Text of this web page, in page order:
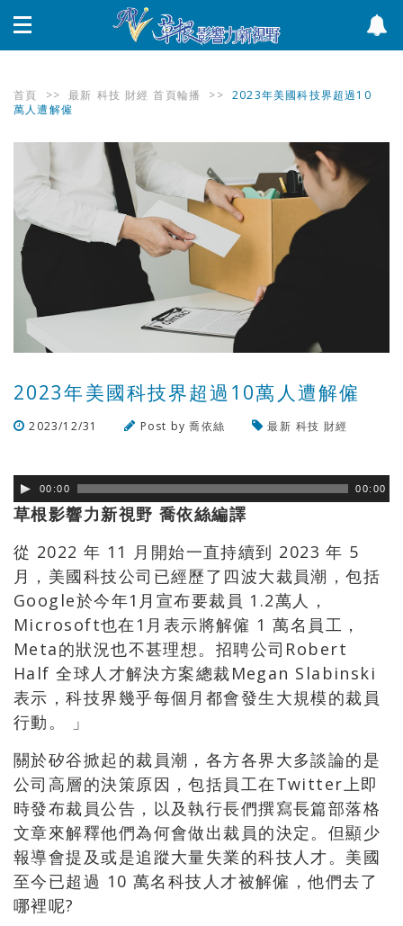
首頁 >> 最新 科技 財經 首頁輪播 >> 2023年美國科技界超過10
萬人遭解僱
2023年美國科技界超過10萬人遭解僱
2023/12/31 Post by喬依絲 最新 科技 財經
00:00 00:00
草根影響力新視野 喬依絲編譯
從 2022 年 11 月開始一直持續到 2023 年 5
月，美國科技公司已經歷了四波大裁員潮，包括
Google於今年1月宣布要裁員 1.2萬人，
Microsoft也在1月表示將解僱 1 萬名員工，
Meta的狀況也不甚理想。招聘公司Robert
Half 全球人才解決方案總裁Megan Slabinski
表示，科技界幾乎每個月都會發生大規模的裁員
行動。 」
關於矽谷掀起的裁員潮，各方各界大多談論的是
公司高層的決策原因，包括員工在Twitter上即
時發布裁員公告，以及執行長們撰寫長篇部落格
文章來解釋他們為何會做出裁員的決定。但顯少
報導會提及或是追蹤大量失業的科技人才。美國
至今已超過 10 萬名科技人才被解僱，他們去了
哪裡呢?